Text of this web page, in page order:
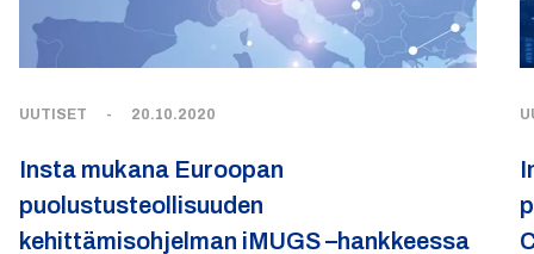
UUTISET - 20.10.2020
Insta mukana Euroopan
puolustusteollisuuden
kehittämisohjelman iMUGS –hankkeessa